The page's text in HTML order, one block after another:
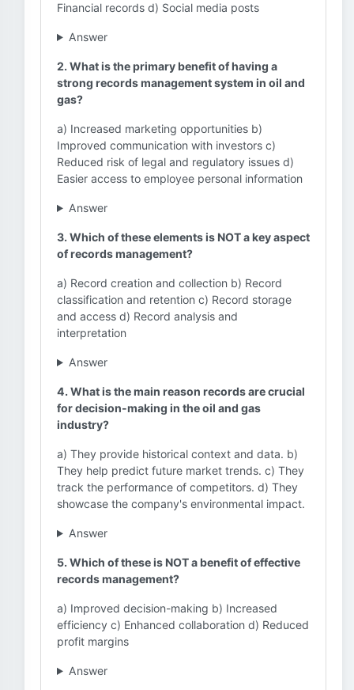
Financial records d) Social media posts
Answer
2. What is the primary benefit of having a
strong records management system in oil and
gas?
a) Increased marketing opportunities b)
Improved communication with investors c)
Reduced risk of legal and regulatory issues d)
Easier access to employee personal information
Answer
3. Which of these elements is NOT a key aspect
of records management?
a) Record creation and collection b) Record
classification and retention c) Record storage
and access d) Record analysis and
interpretation
Answer
4. What is the main reason records are crucial
for decision-making in the oil and gas
industry?
a) They provide historical context and data. b)
They help predict future market trends. c) They
track the performance of competitors. d) They
showcase the company's environmental impact.
Answer
5. Which of these is NOT a benefit of effective
records management?
a) Improved decision-making b) Increased
efficiency c) Enhanced collaboration d) Reduced
profit margins
Answer